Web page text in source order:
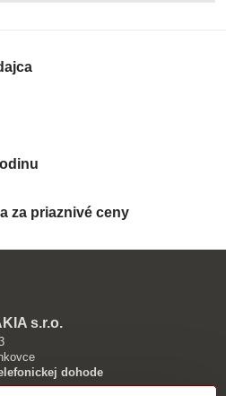
za priaznivé ceny
s​.r​.o​.
dohode